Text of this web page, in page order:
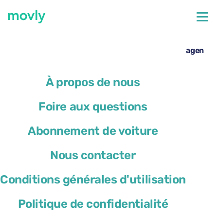
À propos de nous
Foire aux questions
Abonnement de voiture
Nous contacter
Conditions générales d'utilisation
Politique de confidentialité
Location de voiture à l’aéroport de Bari – Volkswagen